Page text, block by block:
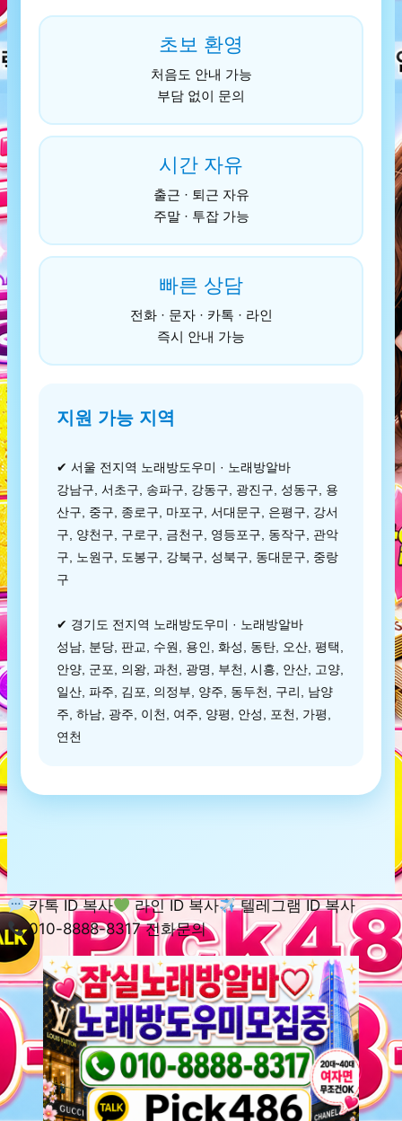
초보 환영
처음도 안내 가능
부담 없이 문의
시간 자유
출근 · 퇴근 자유
주말 · 투잡 가능
빠른 상담
전화 · 문자 · 카톡 · 라인
즉시 안내 가능
지원 가능 지역
✔ 서울 전지역 노래방도우미 · 노래방알바
강남구, 서초구, 송파구, 강동구, 광진구, 성동구, 용
산구, 중구, 종로구, 마포구, 서대문구, 은평구, 강서
구, 양천구, 구로구, 금천구, 영등포구, 동작구, 관악
구, 노원구, 도봉구, 강북구, 성북구, 동대문구, 중랑
구
✔ 경기도 전지역 노래방도우미 · 노래방알바
성남, 분당, 판교, 수원, 용인, 화성, 동탄, 오산, 평택,
안양, 군포, 의왕, 과천, 광명, 부천, 시흥, 안산, 고양,
일산, 파주, 김포, 의정부, 양주, 동두천, 구리, 남양
주, 하남, 광주, 이천, 여주, 양평, 안성, 포천, 가평,
연천
카톡 ID 복사 라인 ID 복사
텔레그램 ID 복사
010-8888-8317 전화문의